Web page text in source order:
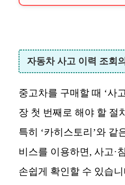
자동차 사고 이력 조회
중고차를 구매할 때 ‘사
장 첫 번째로 해야 할 절
특히 ‘카히스토리’와 같
비스를 이용하면, 사고·
손쉽게 확인할 수 있습니